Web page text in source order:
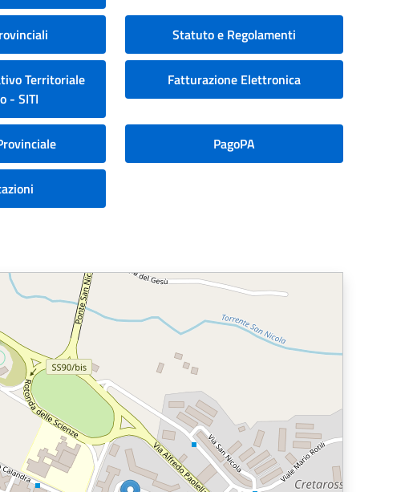
Statuto e Regolamenti
Territoriale
- SITI
Fatturazione Elettronica
PagoPA